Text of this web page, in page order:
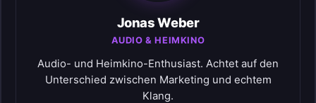
Jonas Weber
AUDIO & HEIMKINO
Audio- und Heimkino-Enthusiast. Achtet auf den
Unterschied zwischen Marketing und echtem
Klang.